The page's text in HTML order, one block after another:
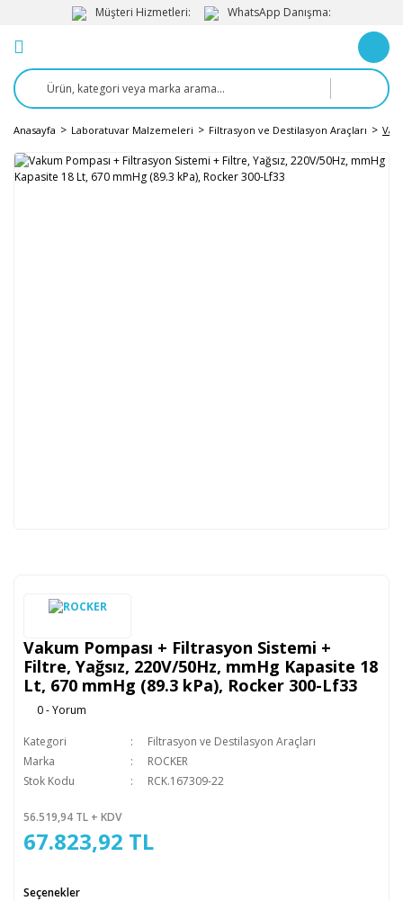
Müşteri Hizmetleri: WhatsApp Danışma:
Anasayfa Laboratuvar Malzemeleri Filtrasyon ve Destilasyon Araçları
Vakum Pompası + Filtrasyon Sistemi +
Filtre, Yağsız, 220V/50Hz, mmHg Kapasite 18
Lt, 670 mmHg (89.3 kPa), Rocker 300-Lf33
0 - Yorum
Kategori
Filtrasyon ve Destilasyon Araçları
Marka
ROCKER
Stok Kodu
RCK.167309-22
56.519,94 TL + KDV
67.823,92 TL
Seçenekler